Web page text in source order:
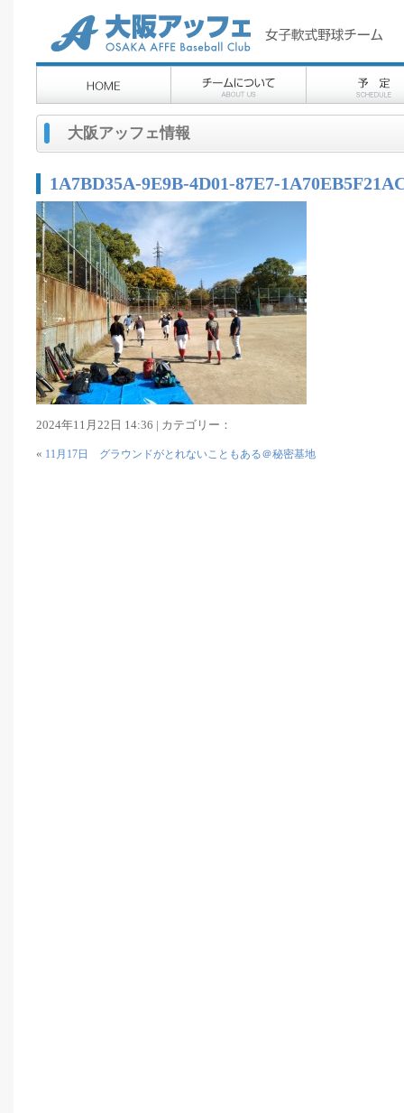
大阪アッフェ情報
1A7BD35A-9E9B-4D01-87E7-
2024年11月22日 14:36 | カテゴリー：
« 11月17日 グラウンドがとれないこともある＠秘密基地